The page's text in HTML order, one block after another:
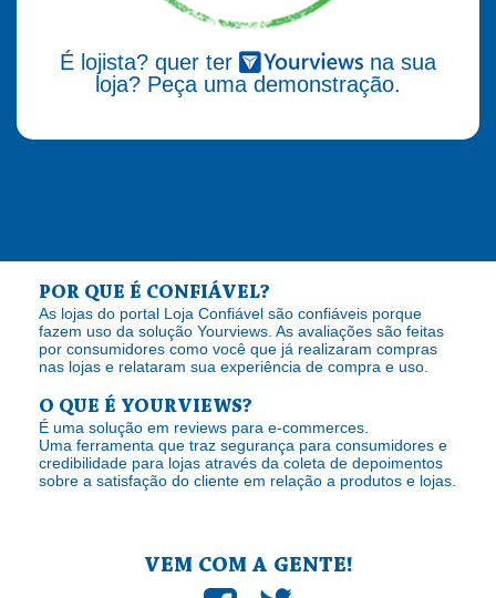
É lojista? quer ter
na sua
loja? Peça uma demonstração.
POR QUE É CONFIÁVEL?
As lojas do portal Loja Confiável são confiáveis porque
fazem uso da solução Yourviews. As avaliações são feitas
por consumidores como você que já realizaram compras
nas lojas e relataram sua experiência de compra e uso.
O QUE É YOURVIEWS?
É uma solução em reviews para e-commerces.
Uma ferramenta que traz segurança para consumidores e
credibilidade para lojas através da coleta de depoimentos
sobre a satisfação do cliente em relação a produtos e lojas.
VEM COM A GENTE!